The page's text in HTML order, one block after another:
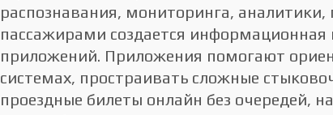
распознавания, мониторинга,
пассажирами создается информационная
приложений. Приложения помогают
системах, простраивать сложные
проездные билеты онлайн без очередей,